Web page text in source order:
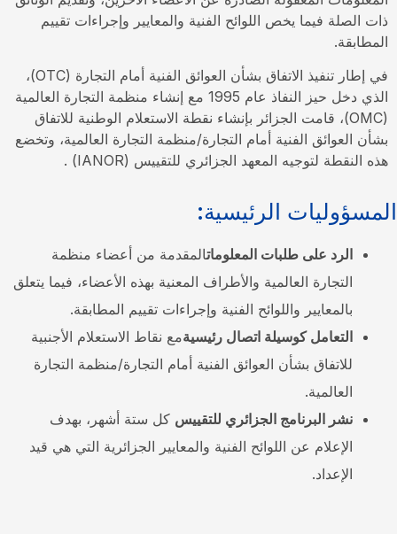
ذات الصلة فيما يخص اللوائح الفنية والمعايير وإجراءات تقييم
المطابقة.
في إطار تنفيذ الاتفاق بشأن العوائق الفنية أمام التجارة (OTC)،
الذي دخل حيز النفاذ عام 1995 مع إنشاء منظمة التجارة العالمية
(OMC)، قامت الجزائر بإنشاء نقطة الاستعلام الوطنية للاتفاق
بشأن العوائق الفنية أمام التجارة/منظمة التجارة العالمية، وتخضع
هذه النقطة لتوجيه المعهد الجزائري للتقييس (IANOR) .
المسؤوليات الرئيسية:
الرد على طلبات المعلوماتالمقدمة من أعضاء منظمة
التجارة العالمية والأطراف المعنية بهذه الأعضاء، فيما يتعلق
بالمعايير واللوائح الفنية وإجراءات تقييم المطابقة.
التعامل كوسيلة اتصال رئيسيةمع نقاط الاستعلام الأجنبية
للاتفاق بشأن العوائق الفنية أمام التجارة/منظمة التجارة
العالمية.
نشر البرنامج الجزائري للتقييس كل ستة أشهر، بهدف
الإعلام عن اللوائح الفنية والمعايير الجزائرية التي هي قيد
الإعداد.